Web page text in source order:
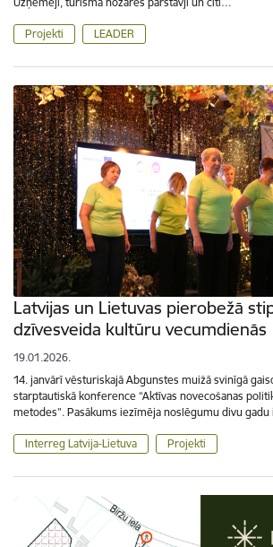
Projekti LEADER
Latvijas un Lietuvas pierobežā
dzīvesveida kultūru vecumdienās
19.01.2026.
14. janvārī vēsturiskajā Abgunstes muižā svinīgā
starptautiskā konference “Aktīvas novecošanas
metodes”. Pasākums iezīmēja noslēgumu divu
Interreg Latvija-Lietuva Projekti